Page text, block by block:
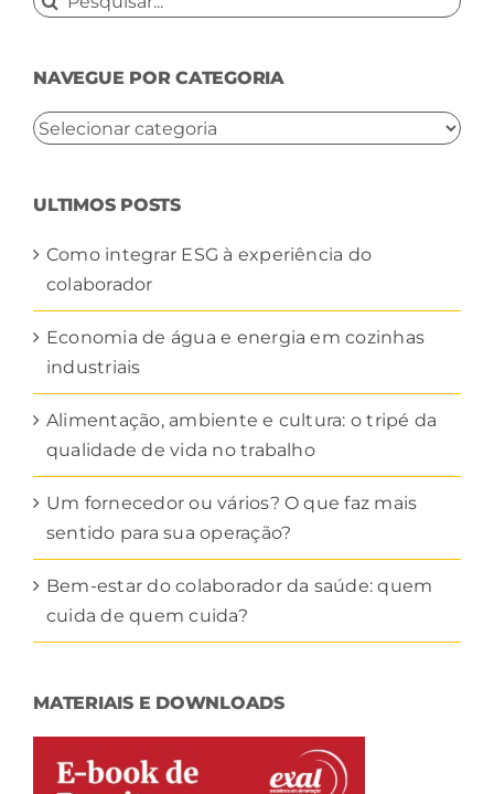
NAVEGUE POR CATEGORIA
NAVEGUE
ULTIMOS POSTS
Como integrar ESG à experiência do
colaborador
Economia de água e energia em cozinhas
industriais
Alimentação, ambiente e cultura: o tripé da
qualidade de vida no trabalho
Um fornecedor ou vários? O que faz mais
sentido para sua operação?
Bem-estar do colaborador da saúde: quem
cuida de quem cuida?
MATERIAIS E DOWNLOADS